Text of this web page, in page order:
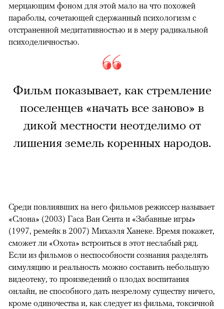
мерцающим фоном для этой мало на что похожей
параболы, сочетающей сдержанный психологизм с
отстраненной медитативностью и в меру радикальной
психоделичностью.
Фильм показывает, как стремление
поселенцев «начать все заново» в
дикой местности неотделимо от
лишения земель коренных народов.
Среди повлиявших на него фильмов режиссер называет
«Слона» (2003) Гаса Ван Сента и «Забавные игры»
(1997, ремейк в 2007) Михаэля Ханеке. Время покажет,
сможет ли «Охота» встроиться в этот неслабый ряд.
Если из фильмов о неспособности сознания разделять
симуляцию и реальность можно составить небольшую
видеотеку, то произведений о плодах воспитания
онлайн, не способного дать незрелому существу ничего,
кроме одиночества и, как следует из фильма, токсичной